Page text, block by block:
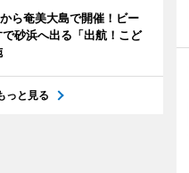
ら奄美大島で開催！ビー
砂浜へ出る「出航！こど
っと見る